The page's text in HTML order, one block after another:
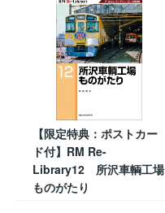
【限定特典：ポストカー
ド付】RM Re-
Library12 所沢車輌工場
ものがたり